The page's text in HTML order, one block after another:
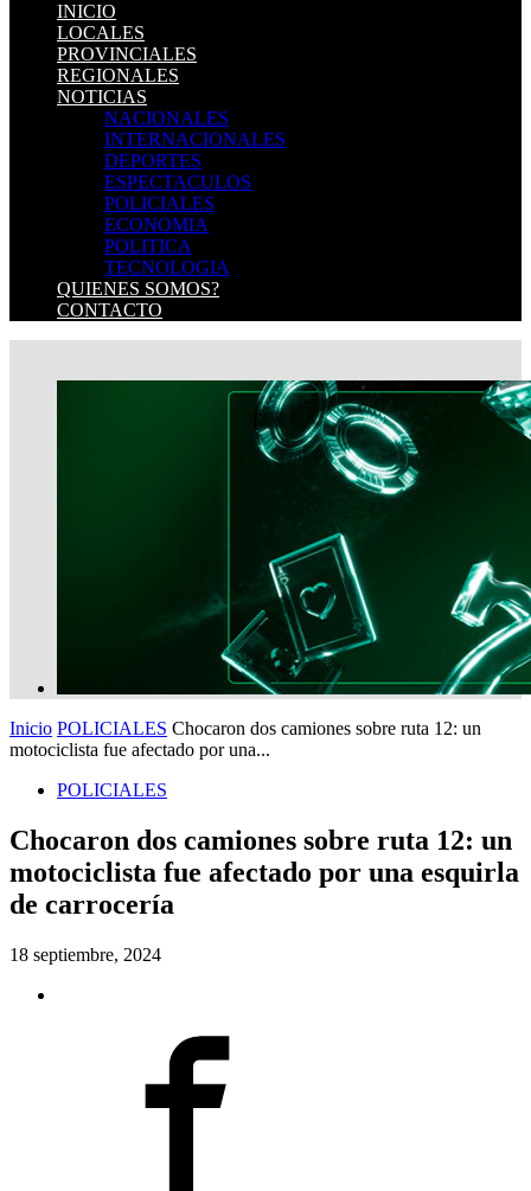
INICIO
LOCALES
PROVINCIALES
REGIONALES
NOTICIAS
NACIONALES
INTERNACIONALES
DEPORTES
ESPECTACULOS
POLICIALES
ECONOMIA
POLITICA
TECNOLOGIA
QUIENES SOMOS?
CONTACTO
Inicio POLICIALES Chocaron dos camiones sobre ruta 12: un
motociclista fue afectado por una...
POLICIALES
Chocaron dos camiones sobre ruta 12: un
motociclista fue afectado por una esquirla
de carrocería
18 septiembre, 2024